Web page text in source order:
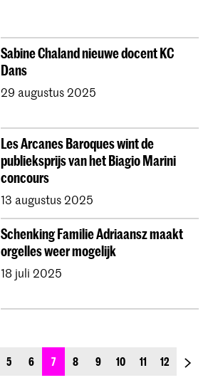
Sabine Chaland nieuwe docent KC
Dans
29 augustus 2025
Les Arcanes Baroques wint de
publieksprijs van het Biagio Marini
concours
13 augustus 2025
Schenking Familie Adriaansz maakt
orgelles weer mogelijk
18 juli 2025
5 6 7 8 9 10 11 12